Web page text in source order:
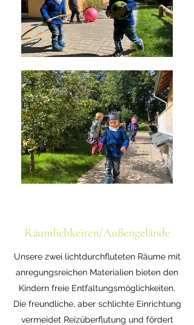
Räumlichkeiten/Außengelände
Unsere zwei lichtdurchfluteten Räume mit
anregungsreichen Materialien bieten den
Kindern freie Entfaltungsmöglichkeiten.
Die freundliche, aber schlichte Einrichtung
vermeidet Reizüberflutung und fördert